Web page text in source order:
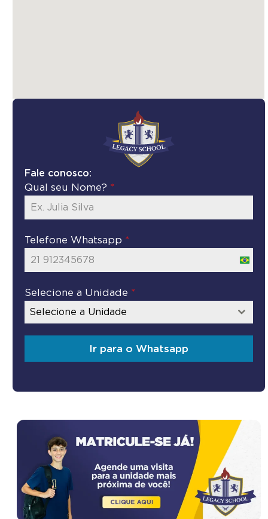
Fale conosco:
Qual seu Nome? *
Telefone Whatsapp *
Brazil
+55
Selecione a Unidade *
Selecione a Unidade
Ir para o Whatsapp